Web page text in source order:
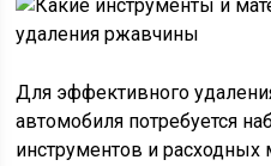
Для эффективного
автомобиля потребуется
инструментов и расходных